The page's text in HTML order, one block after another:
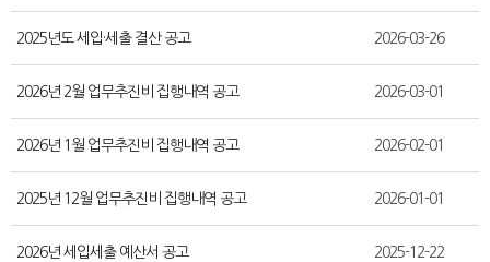
2025년도 세입·세출 결산 공고 2026-03-26
2026년 2월 업무추진비 집행내역 공고 2026-03-01
2026년 1월 업무추진비 집행내역 공고 2026-02-01
2025년 12월 업무추진비 집행내역 공고 2026-01-01
2026년 세입세출 예산서 공고 2025-12-22